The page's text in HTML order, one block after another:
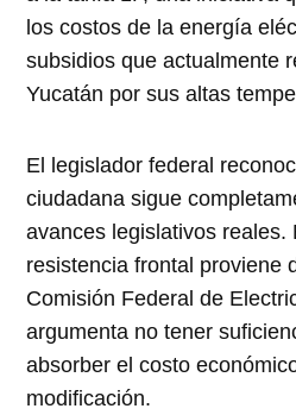
los costos de la energía
subsidios que actualmente
Yucatán por sus altas
El legislador federal
ciudadana sigue
avances legislativos reales.
resistencia frontal proviene
Comisión Federal de
argumenta no tener
absorber el costo
modificación.